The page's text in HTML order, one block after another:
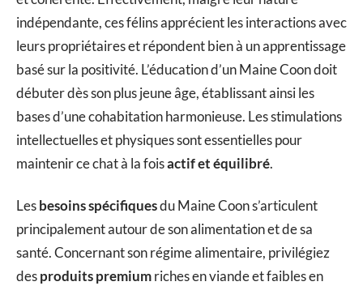
indépendante, ces félins apprécient les interactions avec
leurs propriétaires et répondent bien à un apprentissage
basé sur la positivité. L’éducation d’un Maine Coon doit
débuter dès son plus jeune âge, établissant ainsi les
bases d’une cohabitation harmonieuse. Les stimulations
intellectuelles et physiques sont essentielles pour
maintenir ce chat à la foisactif et équilibré.
Lesbesoins spécifiquesdu Maine Coon s’articulent
principalement autour de son alimentation et de sa
santé. Concernant son régime alimentaire, privilégiez
desproduits premiumriches en viande et faibles en